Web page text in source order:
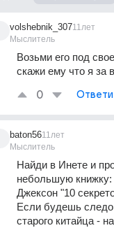
volshebnik_307
Мыслитель
11лет
Возьми его под
скажи ему что я за
0
baton56
Мыслитель
11лет
Найди в Инете и
небольшую
Джексон "10
Если будешь
старого китайца -